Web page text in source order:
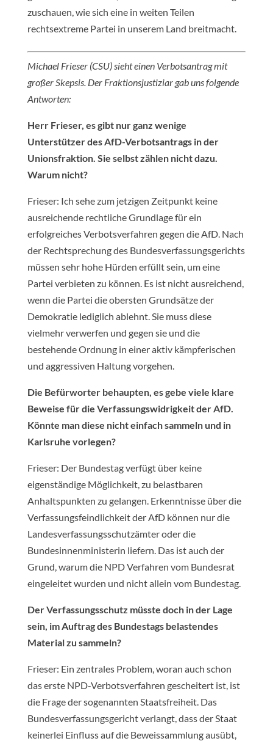
zuschauen, wie sich eine in weiten Teilen
rechtsextreme Partei in unserem Land breitmacht.
Michael Frieser (CSU) sieht einen Verbotsantrag mit
großer Skepsis. Der Fraktionsjustiziar gab uns folgende
Antworten:
Herr Frieser, es gibt nur ganz wenige
Unterstützer des AfD-Verbotsantrags in der
Unionsfraktion. Sie selbst zählen nicht dazu.
Warum nicht?
Frieser: Ich sehe zum jetzigen Zeitpunkt keine
ausreichende rechtliche Grundlage für ein
erfolgreiches Verbotsverfahren gegen die AfD. Nach
der Rechtsprechung des Bundesverfassungsgerichts
müssen sehr hohe Hürden erfüllt sein, um eine
Partei verbieten zu können. Es ist nicht ausreichend,
wenn die Partei die obersten Grundsätze der
Demokratie lediglich ablehnt. Sie muss diese
vielmehr verwerfen und gegen sie und die
bestehende Ordnung in einer aktiv kämpferischen
und aggressiven Haltung vorgehen.
Die Befürworter behaupten, es gebe viele klare
Beweise für die Verfassungswidrigkeit der AfD.
Könnte man diese nicht einfach sammeln und in
Karlsruhe vorlegen?
Frieser: Der Bundestag verfügt über keine
eigenständige Möglichkeit, zu belastbaren
Anhaltspunkten zu gelangen. Erkenntnisse über die
Verfassungsfeindlichkeit der AfD können nur die
Landesverfassungsschutzämter oder die
Bundesinnenministerin liefern. Das ist auch der
Grund, warum die NPD Verfahren vom Bundesrat
eingeleitet wurden und nicht allein vom Bundestag.
Der Verfassungsschutz müsste doch in der Lage
sein, im Auftrag des Bundestags belastendes
Material zu sammeln?
Frieser: Ein zentrales Problem, woran auch schon
das erste NPD-Verbotsverfahren gescheitert ist, ist
die Frage der sogenannten Staatsfreiheit. Das
Bundesverfassungsgericht verlangt, dass der Staat
keinerlei Einfluss auf die Beweissammlung ausübt,